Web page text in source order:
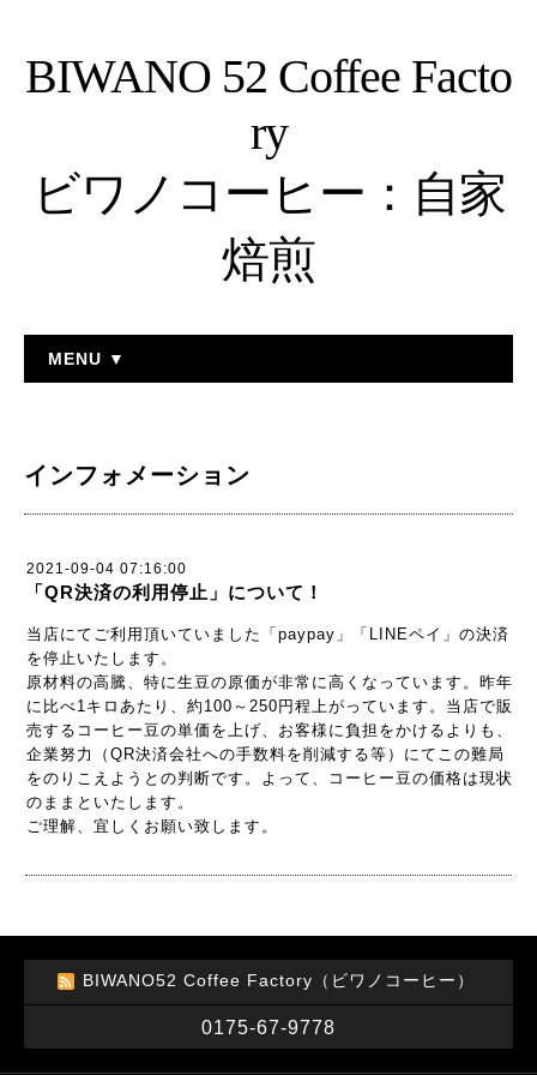
BIWANO 52 Coffee Facto
ry
ビワノコーヒー：自家
焙煎
MENU ▼
インフォメーション
2021-09-04 07:16:00
「QR決済の利用停止」について！
当店にてご利用頂いていました「paypay」「LINEペイ」の決済
を停止いたします。
原材料の高騰、特に生豆の原価が非常に高くなっています。昨年
に比べ1キロあたり、約100～250円程上がっています。当店で販
売するコーヒー豆の単価を上げ、お客様に負担をかけるよりも、
企業努力（QR決済会社への手数料を削減する等）にてこの難局
をのりこえようとの判断です。よって、コーヒー豆の価格は現状
のままといたします。
ご理解、宜しくお願い致します。
BIWANO52 Coffee Factory（ビワノコーヒー）
0175-67-9778